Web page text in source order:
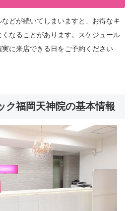
どが続いてしまいますと、 お得なキ
なることがあります。スケジュール
実に来店できる日をご予約ください
ク福岡天神院の基本情報